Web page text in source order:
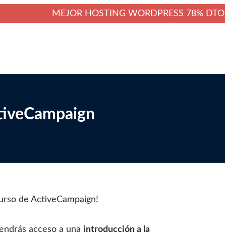
MEJOR HOSTING WORDPRESS 78% DTO
de ActiveCampaign!
acceso a una introducción a la